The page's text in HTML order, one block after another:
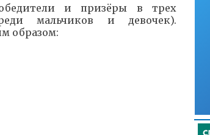
и призёры в трех
мальчиков и девочек).
образом: